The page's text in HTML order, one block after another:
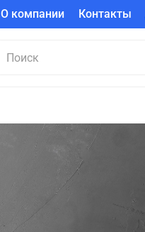
О компании Контакты